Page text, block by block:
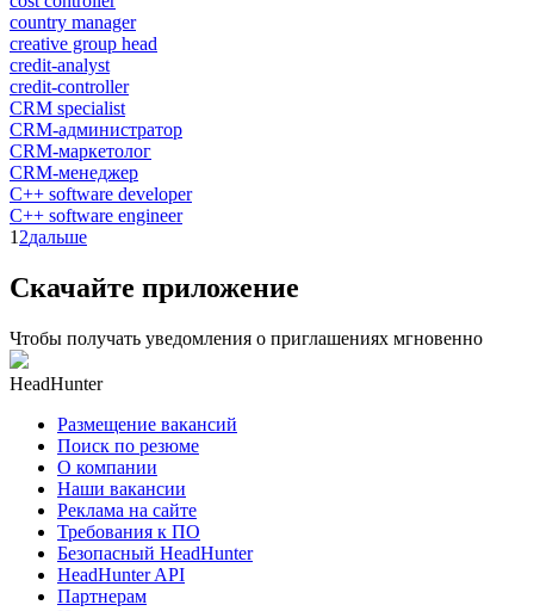
country manager
creative group head
credit-analyst
credit-controller
CRM specialist
CRM-администратор
CRM-маркетолог
CRM-менеджер
C++ software developer
C++ software engineer
1 2дальше
Скачайте приложение
Чтобы получать уведомления о приглашениях мгновенно
HeadHunter
Размещение вакансий
Поиск по резюме
О компании
Наши вакансии
Реклама на сайте
Требования к ПО
Безопасный HeadHunter
HeadHunter API
Партнерам